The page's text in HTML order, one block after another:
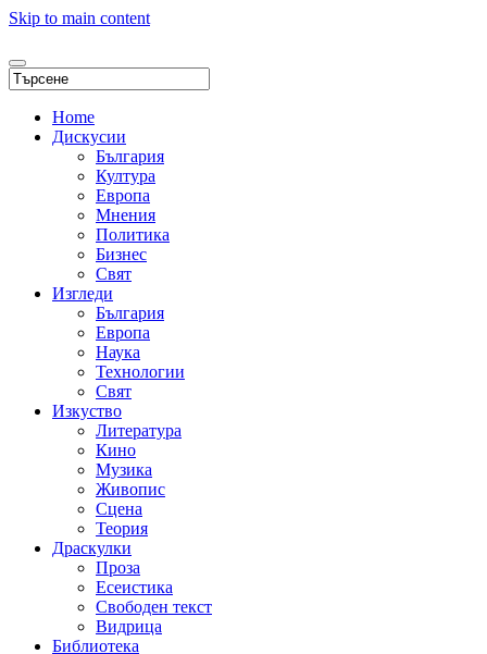
Skip to main content
Home
Дискусии
България
Култура
Европа
Мнения
Политика
Бизнес
Свят
Изгледи
България
Европа
Наука
Технологии
Свят
Изкуство
Литература
Кино
Музика
Живопис
Сцена
Теория
Драскулки
Проза
Есеистика
Свободен текст
Видрица
Библиотека